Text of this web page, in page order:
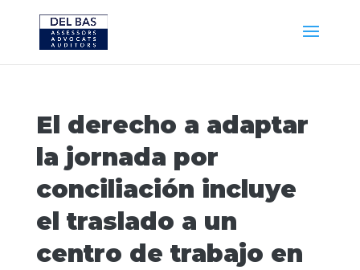
El derecho a adaptar
la jornada por
conciliación incluye
el traslado a un
centro de trabajo en